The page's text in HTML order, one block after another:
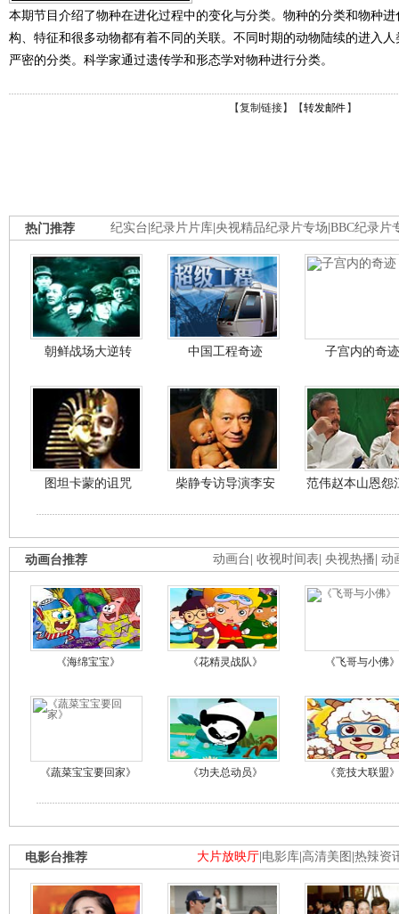
本期节目介绍了物种在进化过程中的变化与分类。物种的分类和物种
构、特征和很多动物都有着不同的关联。不同时期的动物陆续的进入
严密的分类。科学家通过遗传学和形态学对物种进行分类。
【复制链接】【转发邮件 】
纪实台 纪录片片库 央视精品纪录片专场 BBC纪录片
热门推荐
朝鲜战场大逆转 中国工程奇迹 子宫内的奇迹
图坦卡蒙的诅咒 柴静专访导演李安 范伟赵本山恩怨
动画台 收视时间表 央视热播 动
动画台推荐
《海绵宝宝》 《花精灵战队》 《飞哥与小佛》
《蔬菜宝宝要回家》 《功夫总动员》 《竞技大联盟》
大片放映厅 电影库 高清美图 热辣资
电影台推荐